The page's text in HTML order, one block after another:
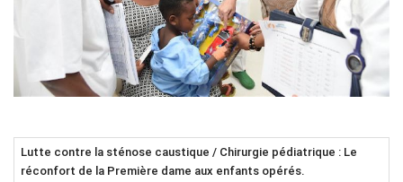
Lutte contre la sténose caustique / Chirurgie pédiatrique : Le
réconfort de la Première dame aux enfants opérés.